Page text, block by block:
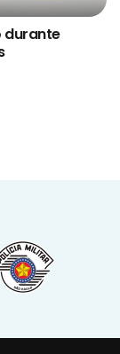
durante